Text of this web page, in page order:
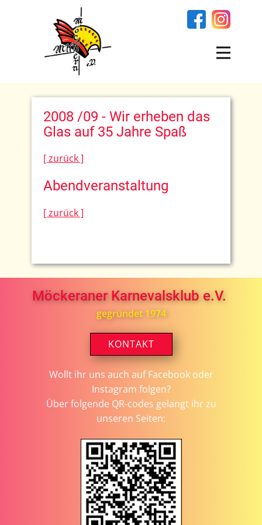
2008 /09 - Wir erheben das
Glas auf 35 Jahre Spaß
[ zurück ]
Abendveranstaltung
[ zurück ]
Möckeraner Karnevalsklub e.V.
gegründet 1974
KONTAKT
Wollt ihr uns auch auf Facebook oder
Instagram folgen?
Über folgende QR-codes gelangt ihr zu
unseren Seiten: